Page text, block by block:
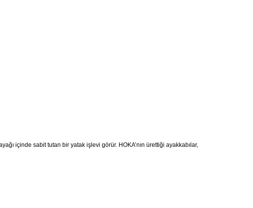
içinde sabit tutan bir yatak işlevi görür. HOKA’nın ürettiği ayakkabılar,